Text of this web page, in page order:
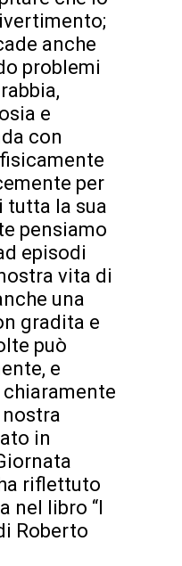
anche
problemi
e
con
per
tutta la sua
pensiamo
episodi
vita di
una
gradita e
può
e
in
riflettuto
nel libro “I
Roberto